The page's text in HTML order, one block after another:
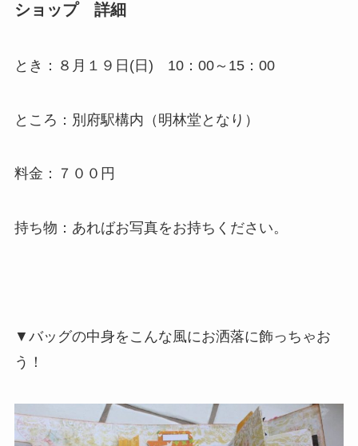
ショップ 詳細
とき：８月１９日(日) 10：00～15：00
ところ：別府駅構内（明林堂となり）
料金：７００円
持ち物：あればお写真をお持ちください。
▼バッグの中身をこんな風にお洒落に飾っちゃお
う！